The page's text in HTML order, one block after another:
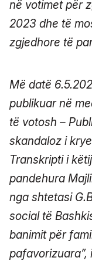
në votimet për
2023 dhe të
zgjedhore të
Më datë
publikuar në
të votosh –
skandaloz i
Transkripti i
pandehura
nga shtetasi
social të
banimit për
pafavorizuara”,